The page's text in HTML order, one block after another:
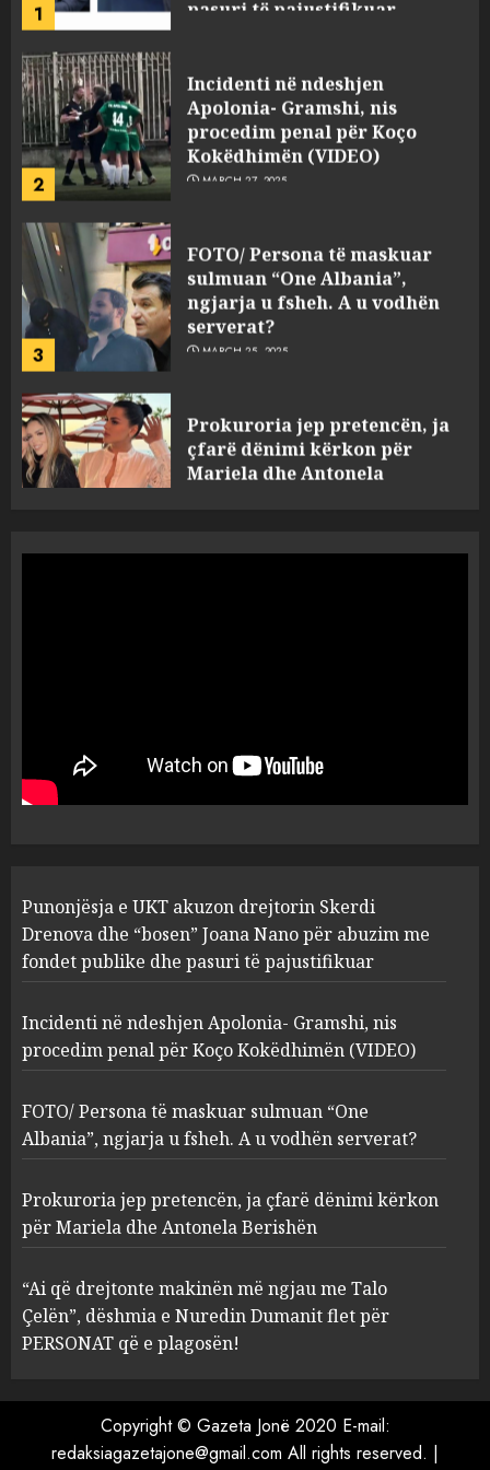
2
procedim penal për Koço
Kokëdhimën (VIDEO)
MARCH 27, 2025
3
ngjarja u fsheh. A u vodhën
serverat?
MARCH 25, 2025
4
Mariela dhe Antonela
Berishën
MARCH 25, 2025
1
“bosen” Joana Nano për
abuzim me fondet publike dhe
pasuri të pajustifikuar
2
Apolonia- Gramshi, nis
procedim penal për Koço
Kokëdhimën (VIDEO)
MARCH 27, 2025
3
FOTO/ Persona të maskuar
sulmuan “One Albania”,
ngjarja u fsheh. A u vodhën
serverat?
MARCH 25, 2025
4
Prokuroria jep pretencën, ja
çfarë dënimi kërkon për
Berishën
MARCH 25, 2025
ngjau me Talo Çelën”,
dëshmia e Nuredin Dumanit
Punonjësja e UKT akuzon drejtorin Skerdi
Drenova dhe “bosen” Joana Nano për abuzim me
fondet publike dhe pasuri të pajustifikuar
Incidenti në ndeshjen Apolonia- Gramshi, nis
procedim penal për Koço Kokëdhimën (VIDEO)
FOTO/ Persona të maskuar sulmuan “One
Albania”, ngjarja u fsheh. A u vodhën serverat?
Prokuroria jep pretencën, ja çfarë dënimi kërkon
për Mariela dhe Antonela Berishën
“Ai që drejtonte makinën më ngjau me Talo
Çelën”, dëshmia e Nuredin Dumanit flet për
PERSONAT që e plagosën!
Copyright © Gazeta Jonë 2020 E-mail:
redaksiagazetajone@gmail.com All rights reserved. |